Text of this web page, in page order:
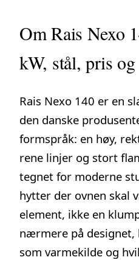
Om Rais Nexo
kW, stål, pris og
Rais Nexo 140 er en
den danske
formspråk: en høy,
rene linjer og stort
tegnet for moderne
hytter der ovnen skal
element, ikke en
nærmere på designet,
som varmekilde og